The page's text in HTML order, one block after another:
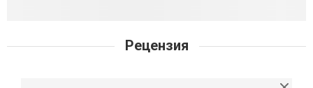
Рецензия